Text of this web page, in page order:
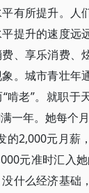
有所提升。人
提升的速度远
、享乐消费、
。城市青壮年
啃老”。就职于
一年。她每个
的2,000元月薪
元准时汇入
什么经济基础